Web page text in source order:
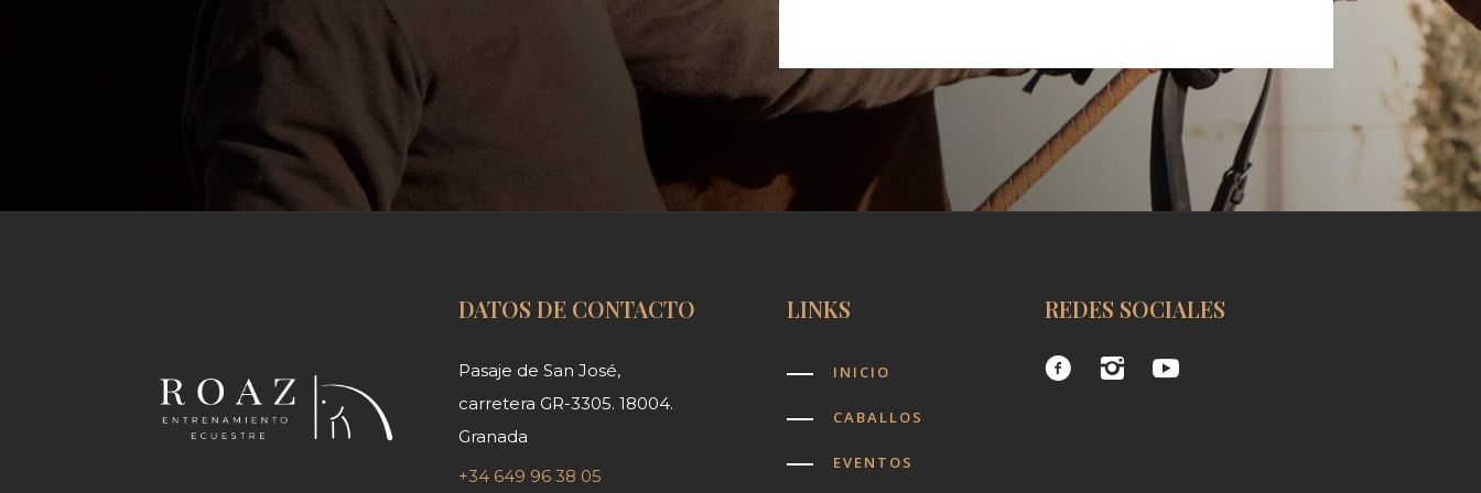
DATOS DE CONTACTO
Pasaje de San José,
carretera GR-3305. 18004.
Granada
+34 649 96 38 05
LINKS
INICIO
CABALLOS
EVENTOS
REDES SOCIALES